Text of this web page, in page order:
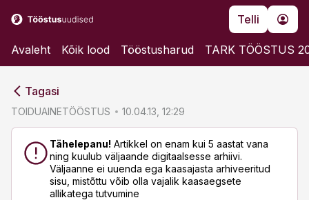
Telli
Avaleht Kõik lood Tööstusharud TARK TÖÖSTUS
Tagasi
TOIDUAINETÖÖSTUS 10.04.13, 12:29
Tähelepanu! Artikkel on enam kui 5 aastat vana
ning kuulub väljaande digitaalsesse arhiivi.
Väljaanne ei uuenda ega kaasajasta arhiveeritud
sisu, mistõttu võib olla vajalik kaasaegsete
allikatega tutvumine